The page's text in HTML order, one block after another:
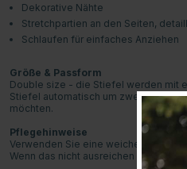
Dekorative Nähte
Stretchpartien an den Seiten,
Schlaufen für einfaches Anziehen
Größe & Passform
Double size - die Stiefel werden mit
Stiefel automatisch um zwei halbe
möchten.
Pflegehinweise
Verwenden Sie eine weiche Bürste,
Wenn das nicht ausreichen sollte,